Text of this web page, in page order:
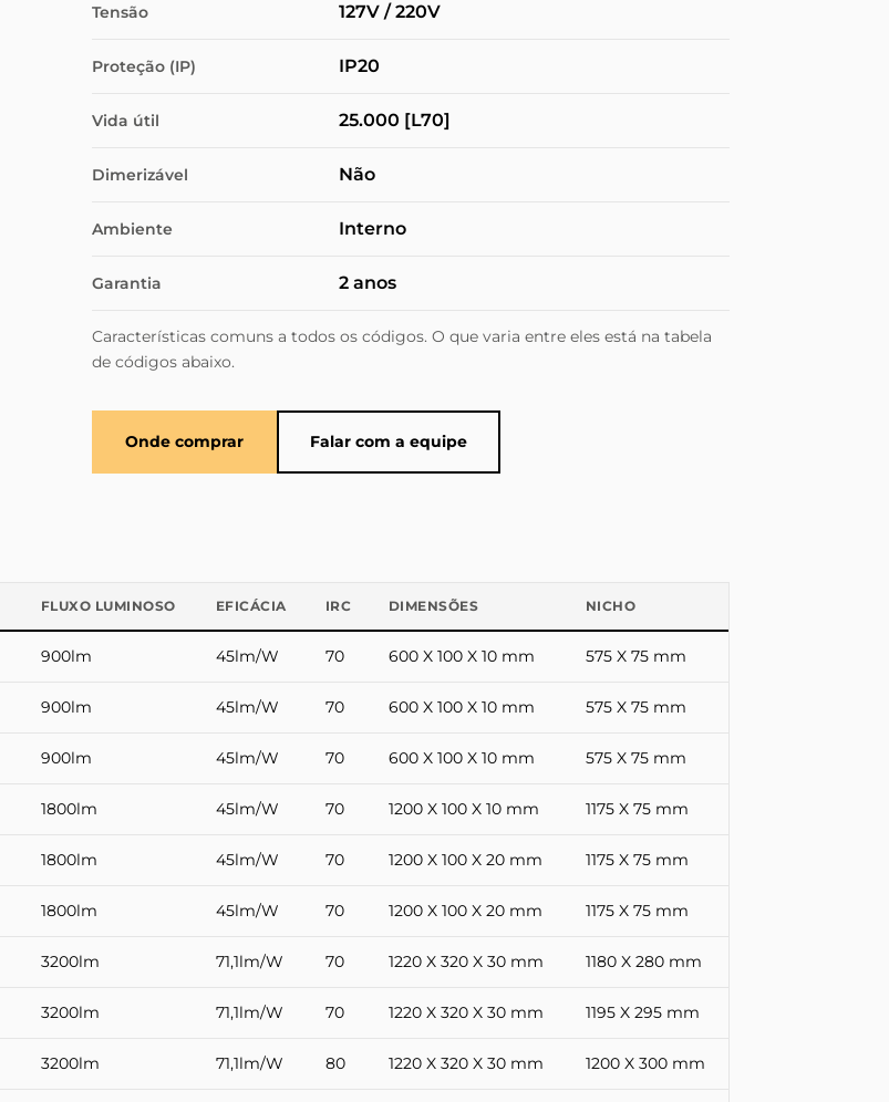
Tensão 127V / 220V
Proteção (IP) IP20
Vida útil 25.000 [L70]
Dimerizável Não
Ambiente Interno
Garantia 2 anos
Características comuns a todos os códigos. O que varia entre eles está na tabela
de códigos abaixo.
Onde comprar Falar com a equipe
FLUXO LUMINOSO EFICÁCIA IRC DIMENSÕES NICHO
900lm 45lm/W 70 600 X 100 X 10 mm 575 X 75 mm
900lm 45lm/W 70 600 X 100 X 10 mm 575 X 75 mm
900lm 45lm/W 70 600 X 100 X 10 mm 575 X 75 mm
1800lm 45lm/W 70 1200 X 100 X 10 mm 1175 X 75 mm
1800lm 45lm/W 70 1200 X 100 X 20 mm 1175 X 75 mm
1800lm 45lm/W 70 1200 X 100 X 20 mm 1175 X 75 mm
3200lm 71,1lm/W 70 1220 X 320 X 30 mm 1180 X 280 mm
3200lm 71,1lm/W 70 1220 X 320 X 30 mm 1195 X 295 mm
3200lm 71,1lm/W 80 1220 X 320 X 30 mm 1200 X 300 mm